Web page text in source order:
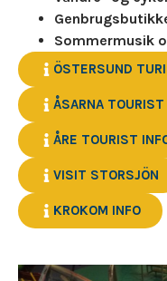
Sommermusik
ÖSTERSUND
ÅSARNA TOURIST
ÅRE TOURIST
VISIT STORSJÖN
KROKOM INFO